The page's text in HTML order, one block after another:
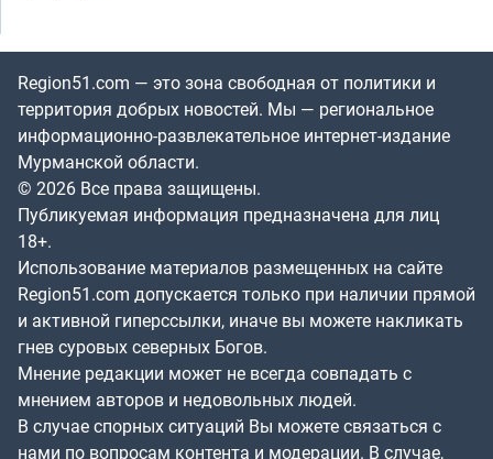
Region51.com — это зона свободная от политики и
территория добрых новостей. Мы — региональное
информационно-развлекательное интернет-издание
Мурманской области.
© 2026 Все права защищены.
Публикуемая информация предназначена для лиц
18+.
Использование материалов размещенных на сайте
Region51.com допускается только при наличии прямой
и активной гиперссылки, иначе вы можете накликать
гнев суровых северных Богов.
Мнение редакции может не всегда совпадать с
мнением авторов и недовольных людей.
В случае спорных ситуаций Вы можете связаться с
нами по вопросам контента и модерации. В случае,